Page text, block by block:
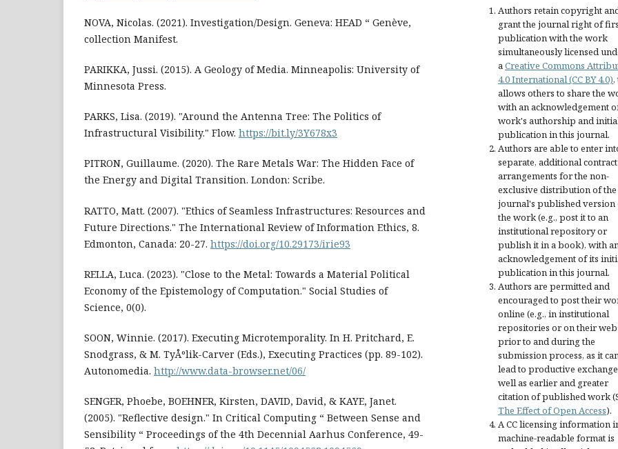
NOVA, Nicolas. (2021). Investigation/Design. Geneva: HEAD “ Genève,
collection Manifest.
PARIKKA, Jussi. (2015). A Geology of Media. Minneapolis: University of
Minnesota Press.
PARKS, Lisa. (2019). "Around the Antenna Tree: The Politics of
Infrastructural Visibility." Flow. https://bit.ly/3Y678x3
PITRON, Guillaume. (2020). The Rare Metals War: The Hidden Face of
the Energy and Digital Transition. London: Scribe.
RATTO, Matt. (2007). "Ethics of Seamless Infrastructures: Resources and
Future Directions." The International Review of Information Ethics, 8.
Edmonton, Canada: 20-27. https://doi.org/10.29173/irie93
RELLA, Luca. (2023). "Close to the Metal: Towards a Material Political
Economy of the Epistemology of Computation." Social Studies of
Science, 0(0).
SOON, Winnie. (2017). Executing Microtemporality. In H. Pritchard, E.
Snodgrass, & M. TyÅºlik-Carver (Eds.), Executing Practices (pp. 89-102).
Autonomedia. http://www.data-browser.net/06/
SENGER, Phoebe, BOEHNER, Kirsten, DAVID, David, & KAYE, Janet.
(2005). "Reflective design." In Critical Computing “ Between Sense and
Sensibility “ Proceedings of the 4th Decennial Aarhus Conference, 49-
Authors retain copyright
grant the journal right of
publication with the work
simultaneously licensed
aCreative Commons
4.0 International (CC BY 4.0),
allows others to share the
with an acknowledgement
work's authorship and
publication in this journal.
Authors are able to enter
separate, additional
arrangements for the non-
exclusive distribution of the
journal's published version
the work (e.g., post it to an
institutional repository or
publish it in a book), with
acknowledgement of its
publication in this journal.
Authors are permitted and
encouraged to post their
online (e.g., in institutional
repositories or on their
prior to and during the
submission process, as it
lead to productive
well as earlier and greater
citation of published work
The Effect of Open Access).
A CC licensing information
machine-readable format is